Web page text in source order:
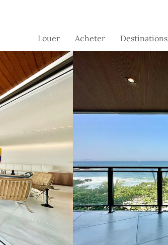
Louer Acheter
Brésil
Suisse
Portugal - à
venir
France - à
venir
venir
Destinations
Brésil
France
Portugal